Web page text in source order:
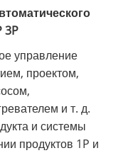
3P
управление
проектом,
и т. д.
и системы
продуктов 1P и